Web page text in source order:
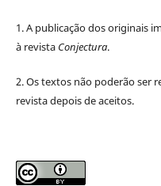
1. A publicação dos originais
à revista Conjectura.
2. Os textos não poderão ser
revista depois de aceitos.